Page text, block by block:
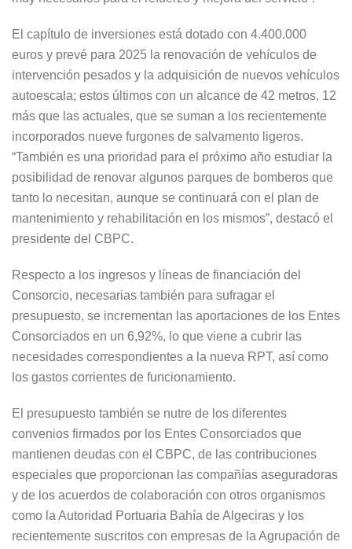
El capítulo de inversiones está dotado con 4.400.000
euros y prevé para 2025 la renovación de vehículos de
intervención pesados y la adquisición de nuevos vehículos
autoescala; estos últimos con un alcance de 42 metros, 12
más que las actuales, que se suman a los recientemente
incorporados nueve furgones de salvamento ligeros.
“También es una prioridad para el próximo año estudiar la
posibilidad de renovar algunos parques de bomberos que
tanto lo necesitan, aunque se continuará con el plan de
mantenimiento y rehabilitación en los mismos”, destacó el
presidente del CBPC.
Respecto a los ingresos y líneas de financiación del
Consorcio, necesarias también para sufragar el
presupuesto, se incrementan las aportaciones de los Entes
Consorciados en un 6,92%, lo que viene a cubrir las
necesidades correspondientes a la nueva RPT, así como
los gastos corrientes de funcionamiento.
El presupuesto también se nutre de los diferentes
convenios firmados por los Entes Consorciados que
mantienen deudas con el CBPC, de las contribuciones
especiales que proporcionan las compañías aseguradoras
y de los acuerdos de colaboración con otros organismos
como la Autoridad Portuaria Bahía de Algeciras y los
recientemente suscritos con empresas de la Agrupación de